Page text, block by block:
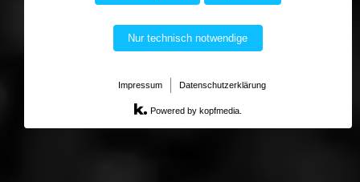
Nur technisch notwendige
Powered by kopfmedia.
Impressum Datenschutzerklärung